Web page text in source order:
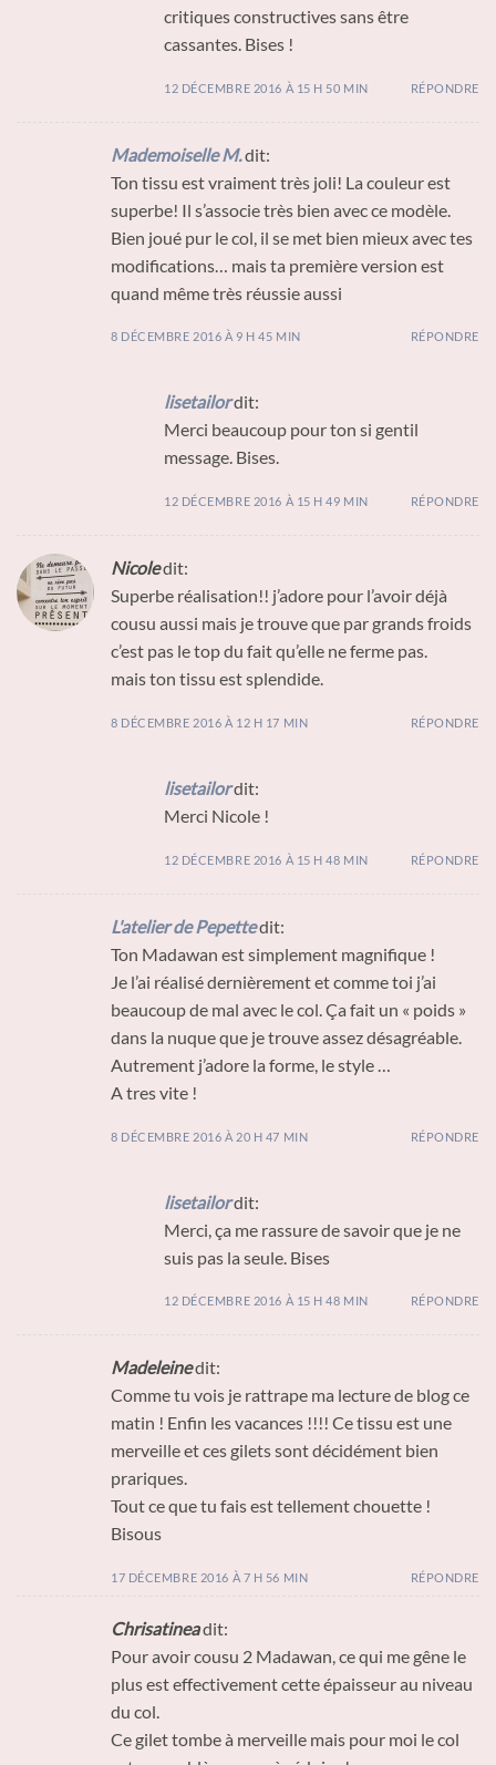
critiques constructives sans être
cassantes. Bises !
12 DÉCEMBRE 2016 À 15 H 50 MIN RÉPONDRE
Mademoiselle M.dit:
Ton tissu est vraiment très joli! La couleur est
superbe! Il s’associe très bien avec ce modèle.
Bien joué pur le col, il se met bien mieux avec tes
modifications… mais ta première version est
quand même très réussie aussi
8 DÉCEMBRE 2016 À 9 H 45 MIN RÉPONDRE
lisetailordit:
Merci beaucoup pour ton si gentil
message. Bises.
12 DÉCEMBRE 2016 À 15 H 49 MIN RÉPONDRE
Nicoledit:
Superbe réalisation!! j’adore pour l’avoir déjà
cousu aussi mais je trouve que par grands froids
c’est pas le top du fait qu’elle ne ferme pas.
mais ton tissu est splendide.
8 DÉCEMBRE 2016 À 12 H 17 MIN RÉPONDRE
lisetailordit:
Merci Nicole !
12 DÉCEMBRE 2016 À 15 H 48 MIN RÉPONDRE
L'atelier de Pepettedit:
Ton Madawan est simplement magnifique !
Je l’ai réalisé dernièrement et comme toi j’ai
beaucoup de mal avec le col. Ça fait un « poids »
dans la nuque que je trouve assez désagréable.
Autrement j’adore la forme, le style …
A tres vite !
8 DÉCEMBRE 2016 À 20 H 47 MIN RÉPONDRE
lisetailordit:
Merci, ça me rassure de savoir que je ne
suis pas la seule. Bises
12 DÉCEMBRE 2016 À 15 H 48 MIN RÉPONDRE
Madeleinedit:
Comme tu vois je rattrape ma lecture de blog ce
matin ! Enfin les vacances !!!! Ce tissu est une
merveille et ces gilets sont décidément bien
prariques.
Tout ce que tu fais est tellement chouette !
Bisous
17 DÉCEMBRE 2016 À 7 H 56 MIN RÉPONDRE
Chrisatineadit:
Pour avoir cousu 2 Madawan, ce qui me gêne le
plus est effectivement cette épaisseur au niveau
du col.
Ce gilet tombe à merveille mais pour moi le col